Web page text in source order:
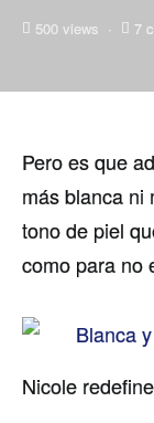
500 views 7
Pero es que
más blanca ni
tono de piel
como para no
Nicole